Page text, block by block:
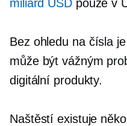
miliard USDpouze v
Bez ohledu na čísla
může být vážným
digitální produkty.
Naštěstí existuje